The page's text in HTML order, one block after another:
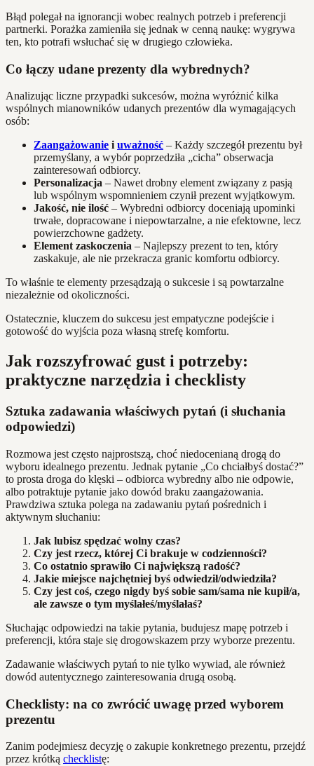
Błąd polegał na ignorancji wobec realnych potrzeb i preferencji
partnerki. Porażka zamieniła się jednak w cenną naukę: wygrywa
ten, kto potrafi wsłuchać się w drugiego człowieka.
Co łączy udane prezenty dla wybrednych?
Analizując liczne przypadki sukcesów, można wyróżnić kilka
wspólnych mianowników udanych prezentów dla wymagających
osób:
Zaangażowanie iuważność – Każdy szczegół prezentu był
przemyślany, a wybór poprzedziła „cicha” obserwacja
zainteresowań odbiorcy.
Personalizacja – Nawet drobny element związany z pasją
lub wspólnym wspomnieniem czynił prezent wyjątkowym.
Jakość, nie ilość – Wybredni odbiorcy doceniają upominki
trwałe, dopracowane i niepowtarzalne, a nie efektowne, lecz
powierzchowne gadżety.
Element zaskoczenia – Najlepszy prezent to ten, który
zaskakuje, ale nie przekracza granic komfortu odbiorcy.
To właśnie te elementy przesądzają o sukcesie i są powtarzalne
niezależnie od okoliczności.
Ostatecznie, kluczem do sukcesu jest empatyczne podejście i
gotowość do wyjścia poza własną strefę komfortu.
Jak rozszyfrować gust i potrzeby:
praktyczne narzędzia i checklisty
Sztuka zadawania właściwych pytań (i słuchania
odpowiedzi)
Rozmowa jest często najprostszą, choć niedocenianą drogą do
wyboru idealnego prezentu. Jednak pytanie „Co chciałbyś dostać?”
to prosta droga do klęski – odbiorca wybredny albo nie odpowie,
albo potraktuje pytanie jako dowód braku zaangażowania.
Prawdziwa sztuka polega na zadawaniu pytań pośrednich i
aktywnym słuchaniu:
Jak lubisz spędzać wolny czas?
Czy jest rzecz, której Ci brakuje w codzienności?
Co ostatnio sprawiło Ci największą radość?
Jakie miejsce najchętniej byś odwiedził/odwiedziła?
Czy jest coś, czego nigdy byś sobie sam/sama nie kupił/a,
ale zawsze o tym myślałeś/myślałaś?
Słuchając odpowiedzi na takie pytania, budujesz mapę potrzeb i
preferencji, która staje się drogowskazem przy wyborze prezentu.
Zadawanie właściwych pytań to nie tylko wywiad, ale również
dowód autentycznego zainteresowania drugą osobą.
Checklisty: na co zwrócić uwagę przed wyborem
prezentu
Zanim podejmiesz decyzję o zakupie konkretnego prezentu, przejdź
przez krótką checklistę: